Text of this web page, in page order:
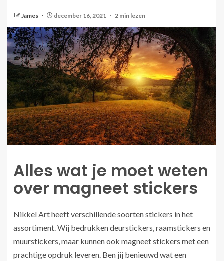
James december 16, 2021 2 min lezen
Alles wat je moet weten
over magneet stickers
Nikkel Art heeft verschillende soorten stickers in het
assortiment. Wij bedrukken deurstickers, raamstickers en
muurstickers, maar kunnen ook magneet stickers met een
prachtige opdruk leveren. Ben jij benieuwd wat een